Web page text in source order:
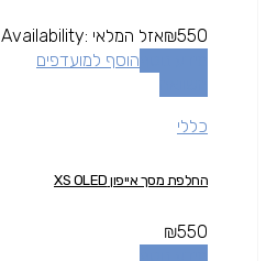
₪550
Availability: אזל המלאי
הוסף למועדפים
כללי
החלפת מסך אייפון XS OLED
₪550